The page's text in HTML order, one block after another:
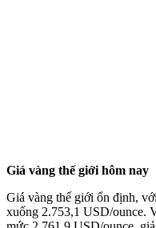
Giá vàng thế giới hôm nay
Giá vàng thế giới ổn định,
xuống 2.753,1 USD/ounce.